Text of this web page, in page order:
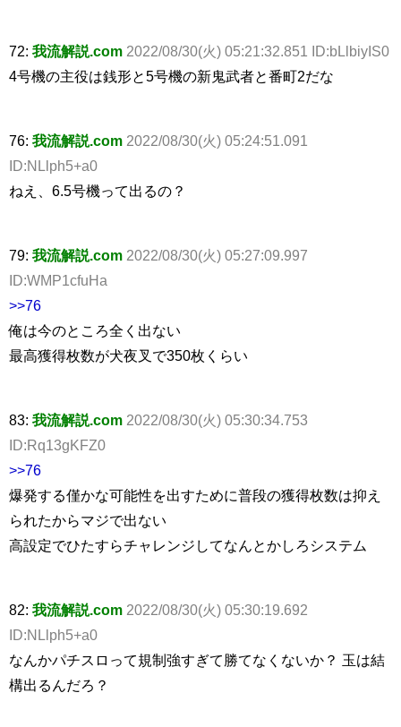
72: 我流解説.com 2022/08/30(火) 05:21:32.851 ID:bLlbiyIS0
4号機の主役は銭形と5号機の新鬼武者と番町2だな
76: 我流解説.com 2022/08/30(火) 05:24:51.091
ID:NLlph5+a0
ねえ、6.5号機って出るの？
79: 我流解説.com 2022/08/30(火) 05:27:09.997
ID:WMP1cfuHa
>>76
俺は今のところ全く出ない
最高獲得枚数が犬夜叉で350枚くらい
83: 我流解説.com 2022/08/30(火) 05:30:34.753
ID:Rq13gKFZ0
>>76
爆発する僅かな可能性を出すために普段の獲得枚数は抑え
られたからマジで出ない
高設定でひたすらチャレンジしてなんとかしろシステム
82: 我流解説.com 2022/08/30(火) 05:30:19.692
ID:NLlph5+a0
なんかパチスロって規制強すぎて勝てなくないか？ 玉は結
構出るんだろ？